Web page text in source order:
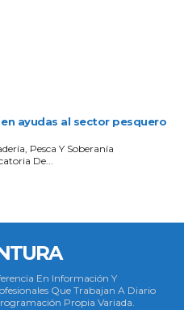
ayudas al sector pesquero
Pesca Y Soberanía
De...
En Información Y
Que Trabajan A Diario
Propia Variada.